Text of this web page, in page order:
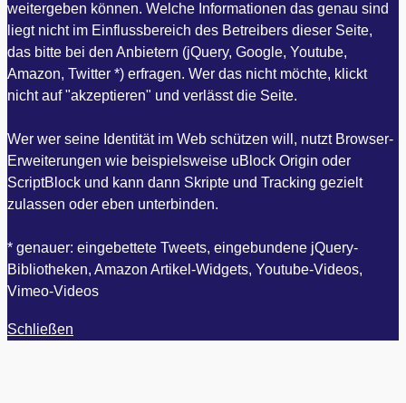
weitergeben können. Welche Informationen das genau sind
liegt nicht im Einflussbereich des Betreibers dieser Seite,
das bitte bei den Anbietern (jQuery, Google, Youtube,
Amazon, Twitter *) erfragen. Wer das nicht möchte, klickt
nicht auf "akzeptieren" und verlässt die Seite.
Wer wer seine Identität im Web schützen will, nutzt Browser-
Erweiterungen wie beispielsweise uBlock Origin oder
ScriptBlock und kann dann Skripte und Tracking gezielt
zulassen oder eben unterbinden.
* genauer: eingebettete Tweets, eingebundene jQuery-
Bibliotheken, Amazon Artikel-Widgets, Youtube-Videos,
Vimeo-Videos
Schließen